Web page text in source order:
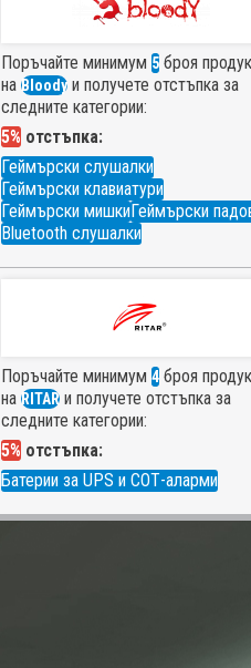
Поръчайте минимум 5 броя
на Bloody и получете отстъпка за
следните категории:
5% отстъпка:
Геймърски слушалки
Геймърски клавиатури
Геймърски мишкиГеймърски
Bluetooth слушалки
Поръчайте минимум 4 броя
на RITAR и получете отстъпка за
следните категории:
5% отстъпка:
Батерии за UPS и СОТ-аларми